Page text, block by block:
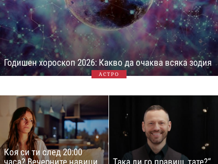
Годишен хороскоп 2026: Какво да очаква всяка зодия
АСТРО
Коя си ти след 20:00
часа? Вечерните навици
Така ли го правиш, тате?“